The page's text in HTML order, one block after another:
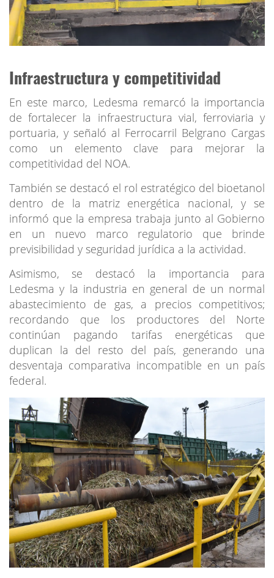
Infraestructura y competitividad
En este marco, Ledesma remarcó la importancia
de fortalecer la infraestructura vial, ferroviaria y
portuaria, y señaló al Ferrocarril Belgrano Cargas
como un elemento clave para mejorar la
competitividad del NOA.
También se destacó el rol estratégico del bioetanol
dentro de la matriz energética nacional, y se
informó que la empresa trabaja junto al Gobierno
en un nuevo marco regulatorio que brinde
previsibilidad y seguridad jurídica a la actividad.
Asimismo, se destacó la importancia para
Ledesma y la industria en general de un normal
abastecimiento de gas, a precios competitivos;
recordando que los productores del Norte
continúan pagando tarifas energéticas que
duplican la del resto del país, generando una
desventaja comparativa incompatible en un país
federal.